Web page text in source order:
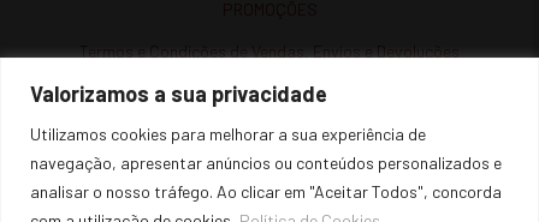
Valorizamos a sua privacidade
Utilizamos cookies para melhorar a sua experiência de
navegação, apresentar anúncios ou conteúdos personalizados e
analisar o nosso tráfego. Ao clicar em "Aceitar Todos", concorda
Termos e Condições de Vendas, Envios e Devoluções
Termos e Condições
Política de Privacidade